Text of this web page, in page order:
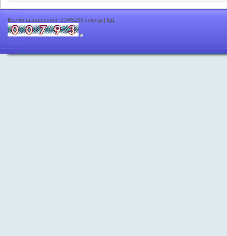
Время выполнения: 0,045233 секунд | БД: